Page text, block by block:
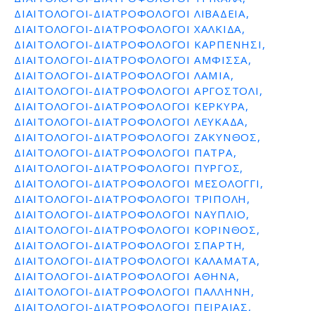
ΔΙΑΙΤΟΛΟΓΟΙ-ΔΙΑΤΡΟΦΟΛΟΓΟΙ ΛΙΒΑΔΕΙΑ,
ΔΙΑΙΤΟΛΟΓΟΙ-ΔΙΑΤΡΟΦΟΛΟΓΟΙ ΧΑΛΚΙΔΑ,
ΔΙΑΙΤΟΛΟΓΟΙ-ΔΙΑΤΡΟΦΟΛΟΓΟΙ ΚΑΡΠΕΝΗΣΙ,
ΔΙΑΙΤΟΛΟΓΟΙ-ΔΙΑΤΡΟΦΟΛΟΓΟΙ ΑΜΦΙΣΣΑ,
ΔΙΑΙΤΟΛΟΓΟΙ-ΔΙΑΤΡΟΦΟΛΟΓΟΙ ΛΑΜΙΑ,
ΔΙΑΙΤΟΛΟΓΟΙ-ΔΙΑΤΡΟΦΟΛΟΓΟΙ ΑΡΓΟΣΤΟΛΙ,
ΔΙΑΙΤΟΛΟΓΟΙ-ΔΙΑΤΡΟΦΟΛΟΓΟΙ ΚΕΡΚΥΡΑ,
ΔΙΑΙΤΟΛΟΓΟΙ-ΔΙΑΤΡΟΦΟΛΟΓΟΙ ΛΕΥΚΑΔΑ,
ΔΙΑΙΤΟΛΟΓΟΙ-ΔΙΑΤΡΟΦΟΛΟΓΟΙ ΖΑΚΥΝΘΟΣ,
ΔΙΑΙΤΟΛΟΓΟΙ-ΔΙΑΤΡΟΦΟΛΟΓΟΙ ΠΑΤΡΑ,
ΔΙΑΙΤΟΛΟΓΟΙ-ΔΙΑΤΡΟΦΟΛΟΓΟΙ ΠΥΡΓΟΣ,
ΔΙΑΙΤΟΛΟΓΟΙ-ΔΙΑΤΡΟΦΟΛΟΓΟΙ ΜΕΣΟΛΟΓΓΙ,
ΔΙΑΙΤΟΛΟΓΟΙ-ΔΙΑΤΡΟΦΟΛΟΓΟΙ ΤΡΙΠΟΛΗ,
ΔΙΑΙΤΟΛΟΓΟΙ-ΔΙΑΤΡΟΦΟΛΟΓΟΙ ΝΑΥΠΛΙΟ,
ΔΙΑΙΤΟΛΟΓΟΙ-ΔΙΑΤΡΟΦΟΛΟΓΟΙ ΚΟΡΙΝΘΟΣ,
ΔΙΑΙΤΟΛΟΓΟΙ-ΔΙΑΤΡΟΦΟΛΟΓΟΙ ΣΠΑΡΤΗ,
ΔΙΑΙΤΟΛΟΓΟΙ-ΔΙΑΤΡΟΦΟΛΟΓΟΙ ΚΑΛΑΜΑΤΑ,
ΔΙΑΙΤΟΛΟΓΟΙ-ΔΙΑΤΡΟΦΟΛΟΓΟΙ ΑΘΗΝΑ,
ΔΙΑΙΤΟΛΟΓΟΙ-ΔΙΑΤΡΟΦΟΛΟΓΟΙ ΠΑΛΛΗΝΗ,
ΔΙΑΙΤΟΛΟΓΟΙ-ΔΙΑΤΡΟΦΟΛΟΓΟΙ ΠΕΙΡΑΙΑΣ,